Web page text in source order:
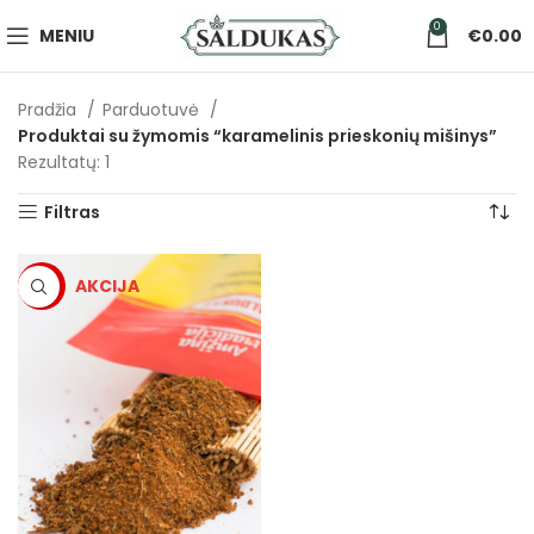
MENIU 0 €0.00
Pradžia
Parduotuvė
Produktai su žymomis “karamelinis prieskonių mišinys”
Rezultatų: 1
Filtras
-5%